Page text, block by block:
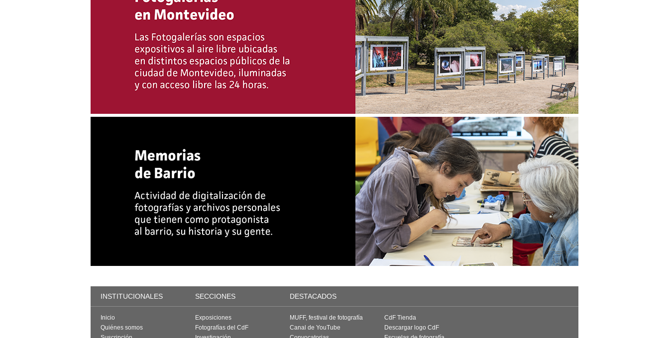
INSTITUCIONALES SECCIONES DESTACADOS
Inicio
Quiénes somos
Exposiciones
Fotografías del CdF
MUFF, festival de fotografía
Canal de YouTube
CdF Tienda
Descargar logo CdF